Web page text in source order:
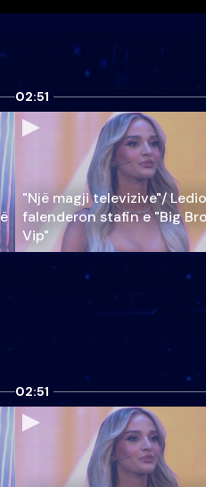
02:51
"Një magji televizive"/
falenderon stafin e "Big
Vip"
02:51